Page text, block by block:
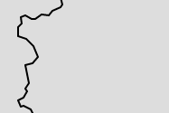
cotations UICN)